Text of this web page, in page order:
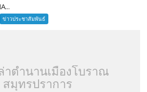
INTERNATIONAL
SENIOR
ข่าวประชาสัมพันธ์
าตำนานเมืองโบราณ
สมุทรปราการ